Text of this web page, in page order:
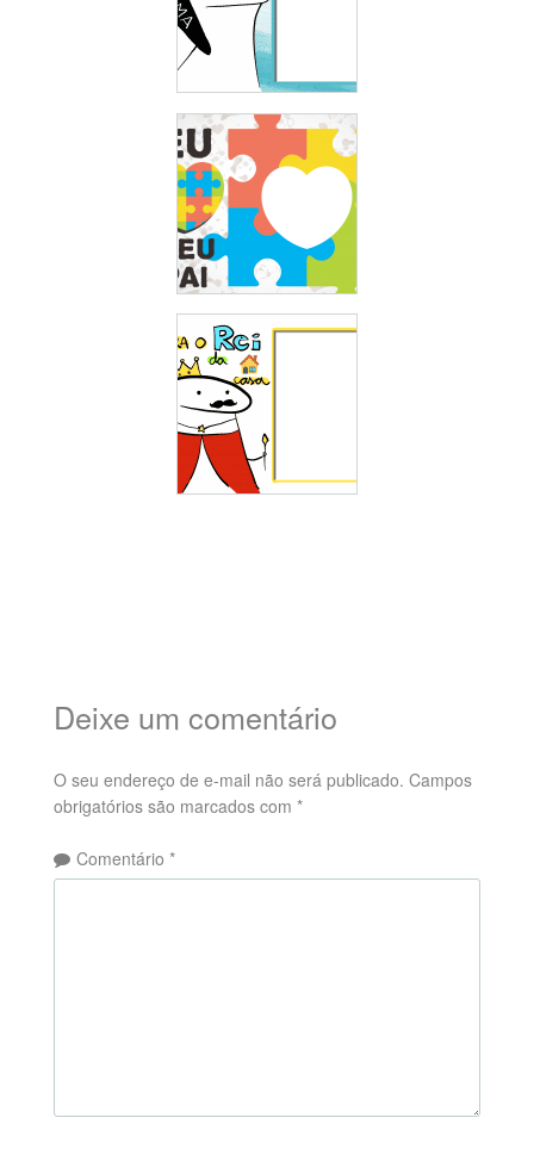
Deixe um comentário
O seu endereço de e-mail não será publicado. Campos
obrigatórios são marcados com *
Comentário *